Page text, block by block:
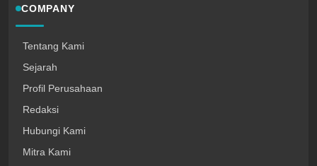
COMPANY
Tentang Kami
Sejarah
Profil Perusahaan
Redaksi
Hubungi Kami
Mitra Kami